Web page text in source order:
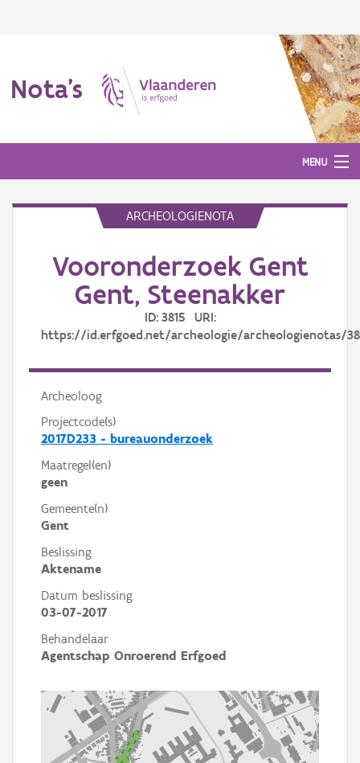
Nota's
MENU
Aanmelden
ARCHEOLOGIENOTA
Vooronderzoek Gent
Gent, Steenakker
ID: 3815 URI:
https://id.erfgoed.net/archeologie/archeologienotas/
Archeoloog
Projectcode(s)
2017D233 - bureauonderzoek
Maatregel(en)
geen
Gemeente(n)
Gent
Beslissing
Aktename
Datum beslissing
03-07-2017
Behandelaar
Agentschap Onroerend Erfgoed